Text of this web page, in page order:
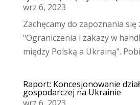
wrz 6, 2023
Zachęcamy do zapoznania
"Ograniczenia i zakazy w
między Polską a Ukrainą".
Raport: Koncesjonowanie
gospodarczej na Ukrainie